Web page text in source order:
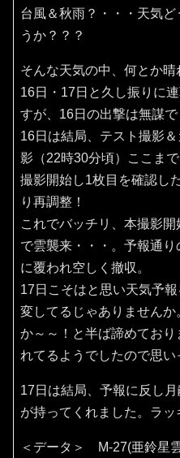
台風＆秋雨？・・・天気
うか？？？
そんな天気の中、何とか晴
16日・17日と久し振りに
すが、16日の出撃は無謀で
16日は結局、テスト撮影
影（22時30分頃）ここま
撮影開始し1枚目を確認し
り再調整！
これでバッチリ、本撮影
で雲襲来・・・。予報通
に覆われ空しく撤収。
17日こそはと思い天気予
変してるじゃありません
か～～！と半ば諦めてお
れてるようでしたので思い
17日は結局、予報に反し
が持ってくれました。ラッ
＜データ＞ M-27(亜鈴星